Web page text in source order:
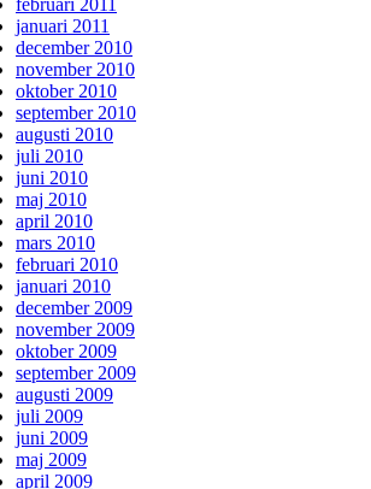
februari 2011
januari 2011
december 2010
november 2010
oktober 2010
september 2010
augusti 2010
juli 2010
juni 2010
maj 2010
april 2010
mars 2010
februari 2010
januari 2010
december 2009
november 2009
oktober 2009
september 2009
augusti 2009
juli 2009
juni 2009
maj 2009
april 2009